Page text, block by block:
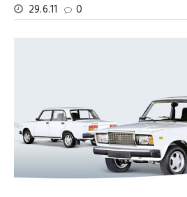
29.6.11
0